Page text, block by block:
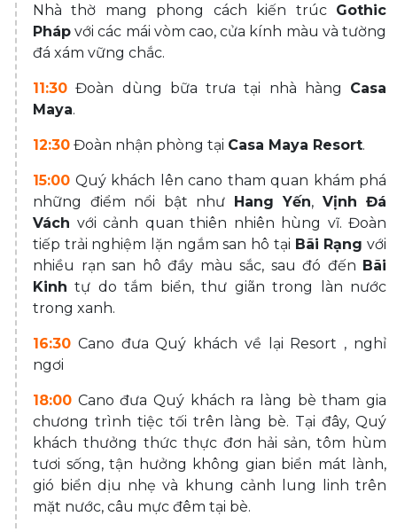
Nhà thờ mang phong cách kiến trúc Gothic
Pháp với các mái vòm cao, cửa kính màu và tường
đá xám vững chắc.
11:30 Đoàn dùng bữa trưa tại nhà hàng Casa
Maya.
12:30 Đoàn nhận phòng tại Casa Maya Resort.
15:00 Quý khách lên cano tham quan khám phá
những điểm nổi bật như Hang Yến, Vịnh Đá
Vách với cảnh quan thiên nhiên hùng vĩ. Đoàn
tiếp trải nghiệm lặn ngắm san hô tại Bãi Rạng với
nhiều rạn san hô đầy màu sắc, sau đó đến Bãi
Kinh tự do tắm biển, thư giãn trong làn nước
trong xanh.
16:30 Cano đưa Quý khách về lại Resort , nghỉ
ngơi
18:00 Cano đưa Quý khách ra làng bè tham gia
chương trình tiệc tối trên làng bè. Tại đây, Quý
khách thưởng thức thực đơn hải sản, tôm hùm
tươi sống, tận hưởng không gian biển mát lành,
gió biển dịu nhẹ và khung cảnh lung linh trên
mặt nước, câu mực đêm tại bè.